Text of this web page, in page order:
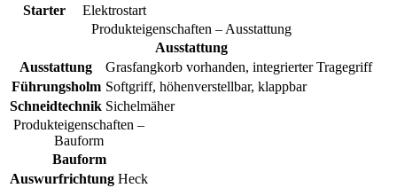
Starter
Elektrostart
Produkteigenschaften – Ausstattung
Ausstattung
Ausstattung
Grasfangkorb vorhanden, integrierter Tragegriff
Führungsholm Softgriff, höhenverstellbar, klappbar
Schneidtechnik Sichelmäher
Produkteigenschaften –
Bauform
Bauform
Auswurfrichtung Heck